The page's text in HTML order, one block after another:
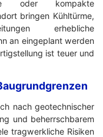
oder kompakte
bringen Kühltürme,
erhebliche
an eingeplant werden
ist teuer und
nach geotechnischer
und beherrschbarem
tragwerkliche Risiken